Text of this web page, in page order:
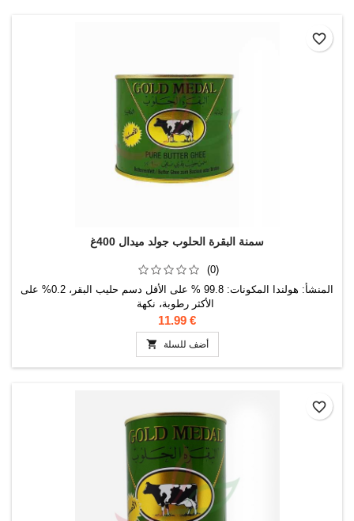
سمنة البقرة الحلوب جولد ميدال 400غ
(0)
المنشأ: هولندا المكونات: 99.8 % على الأقل دسم حليب البقر، 0.2% على
11.99 €
 أضف للسلة
favorite_border
favorite_border